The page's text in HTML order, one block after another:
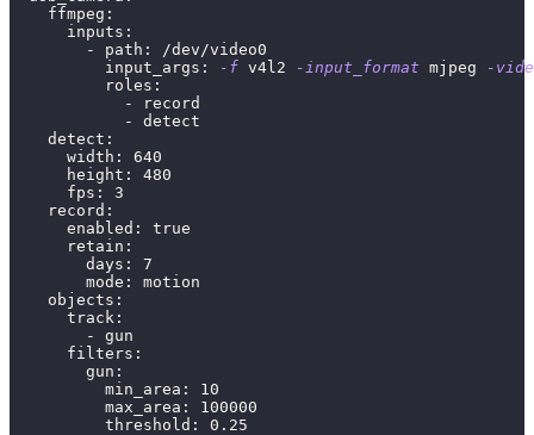
    ffmpeg:
      inputs:
        - path: /dev/video0
          input_args:
-f v4l2 -input_format mjpeg
-
          roles:
            - record
            - detect
    detect:
      width:
640
      height:
480
      fps:
3
    record:
      enabled:
true
      retain:
        days:
7
        mode: motion
    objects:
      track:
        - gun
      filters:
        gun:
          min_area:
10
          max_area:
100000
          threshold:
0.25